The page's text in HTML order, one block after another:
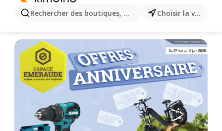
Rechercher des boutiques, des catégories, des Choisir la ville